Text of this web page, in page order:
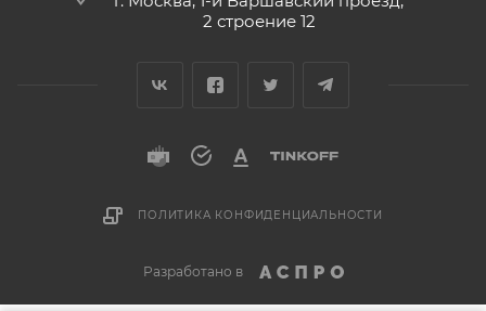
2 строение 12
ПОЛИТИКА КОНФИДЕНЦИАЛЬНОСТИ
Разработано в